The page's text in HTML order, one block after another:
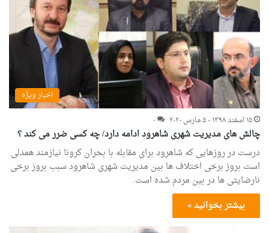
اخبار ویژه
۱۵ اسفند ۱۳۹۸ - ۵ مارس ۲۰۲۰
۰
چالش های مدیریت شهری شاهرود ادامه دارد/ چه کسی ضرر می کند ؟
درست در روزهایی که شاهرود برای مقابله با بحران کرونا نیازمند همدلی
است بروز برخی اختلاف ها بین مدیریت شهری شاهرود سبب بروز برخی
نارضایتی ها در بین مردم شده است.
بیشتر بخوانید »